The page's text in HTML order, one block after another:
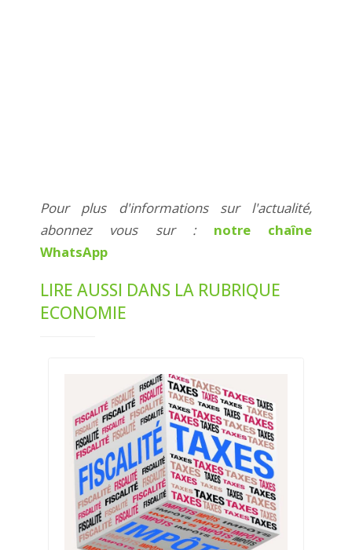
Pour plus d'informations sur l'actualité,
abonnez vous sur : notre chaîne
WhatsApp
LIRE AUSSI DANS LA RUBRIQUE
ECONOMIE